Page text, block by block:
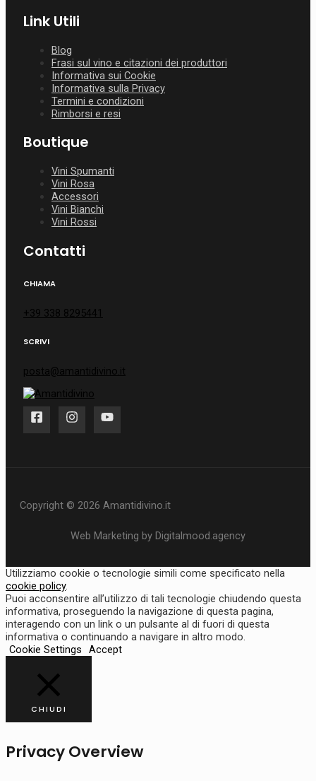
Link Utili
Blog
Frasi sul vino e citazioni dei produttori
Informativa sui Cookie
Informativa sulla Privacy
Termini e condizioni
Rimborsi e resi
Boutique
Vini Spumanti
Vini Rosa
Accessori
Vini Bianchi
Vini Rossi
Contatti
CHIAMA
+39 338 8295441
SCRIVI
posta@amantidivino.it
Copyright © 2026 Amantidivino.it
Web Marketing by Digitalmood.agency
Utilizziamo cookie o tecnologie simili come specificato nella
cookie policy.
Puoi acconsentire all’utilizzo di tali tecnologie chiudendo questa
informativa, proseguendo la navigazione di questa pagina,
interagendo con un link o un pulsante al di fuori di questa
informativa o continuando a navigare in altro modo.
Cookie Settings
Accept
CHIUDI
Privacy Overview